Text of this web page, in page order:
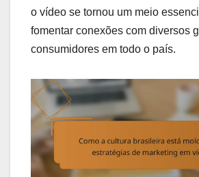
o vídeo se tornou um meio
fomentar conexões com diversos
consumidores em todo o país.